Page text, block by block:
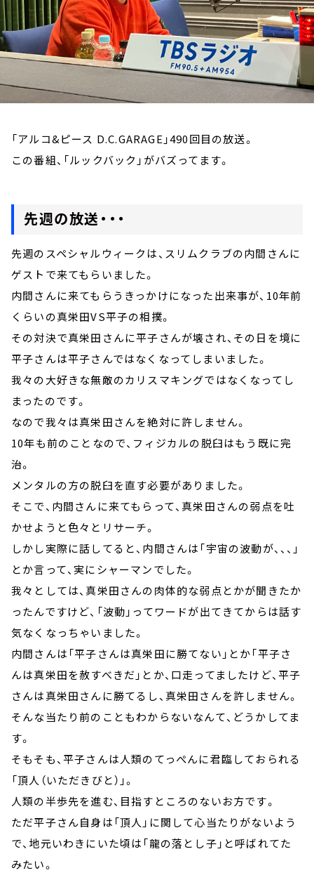
「アルコ&ピース D.C.GARAGE」490回目の放送。
この番組、「ルックバック」がバズってます。
先週の放送・・・
先週のスペシャルウィークは、スリムクラブの内間さんに
ゲストで来てもらいました。
内間さんに来てもらうきっかけになった出来事が、10年前
くらいの真栄田VS平子の相撲。
その対決で真栄田さんに平子さんが壊され、その日を境に
平子さんは平子さんではなくなってしまいました。
我々の大好きな無敵のカリスマキングではなくなってし
まったのです。
なので我々は真栄田さんを絶対に許しません。
10年も前のことなので、フィジカルの脱臼はもう既に完
治。
メンタルの方の脱臼を直す必要がありました。
そこで、内間さんに来てもらって、真栄田さんの弱点を吐
かせようと色々とリサーチ。
しかし実際に話してると、内間さんは「宇宙の波動が、、、」
とか言って、実にシャーマンでした。
我々としては、真栄田さんの肉体的な弱点とかが聞きたか
ったんですけど、「波動」ってワードが出てきてからは話す
気なくなっちゃいました。
内間さんは「平子さんは真栄田に勝てない」とか「平子さ
んは真栄田を赦すべきだ」とか、口走ってましたけど、平子
さんは真栄田さんに勝てるし、真栄田さんを許しません。
そんな当たり前のこともわからないなんて、どうかしてま
す。
そもそも、平子さんは人類のてっぺんに君臨しておられる
「頂人（いただきびと）」。
人類の半歩先を進む、目指すところのないお方です。
ただ平子さん自身は「頂人」に関して心当たりがないよう
で、地元いわきにいた頃は「龍の落とし子」と呼ばれてた
みたい。